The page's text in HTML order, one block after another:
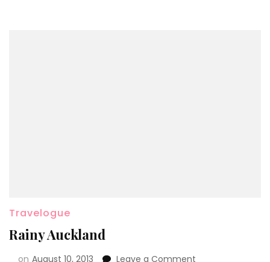
Travelogue
Rainy Auckland
on August 10, 2013 Leave a Comment